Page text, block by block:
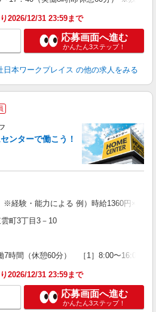
2026/12/31 23:59まで
応募画面へ進む
かんたん3ステップ！
日本ワークプレイス の他の求人をみる
ンターで働こう！
経験・能力による 例）時給1360円
町3丁目3－10
7時間（休憩60分） ［1］8:00〜16:00
2026/12/31 23:59まで
応募画面へ進む
かんたん3ステップ！